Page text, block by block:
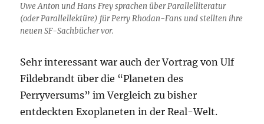
Uwe Anton und Hans Frey sprachen über Parallelliteratur
(oder Parallellektüre) für Perry Rhodan-Fans und stellten ihre
neuen SF-Sachbücher vor.
Sehr interessant war auch der Vortrag von Ulf
Fildebrandt über die “Planeten des
Perryversums” im Vergleich zu bisher
entdeckten Exoplaneten in der Real-Welt.